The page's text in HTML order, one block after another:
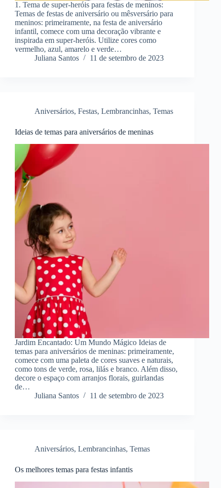
1. Tema de super-heróis para festas de meninos:
Temas de festas de aniversário ou mêsversário para
meninos: primeiramente, na festa de aniversário
infantil, comece com uma decoração vibrante e
inspirada em super-heróis. Utilize cores como
vermelho, azul, amarelo e verde…
Juliana Santos
11 de setembro de 2023
Aniversários, Festas, Lembrancinhas, Temas
Ideias de temas para aniversários de meninas
Jardim Encantado: Um Mundo Mágico Ideias de
temas para aniversários de meninas: primeiramente,
comece com uma paleta de cores suaves e naturais,
como tons de verde, rosa, lilás e branco. Além disso,
decore o espaço com arranjos florais, guirlandas
de…
Juliana Santos
11 de setembro de 2023
Aniversários, Lembrancinhas, Temas
Os melhores temas para festas infantis